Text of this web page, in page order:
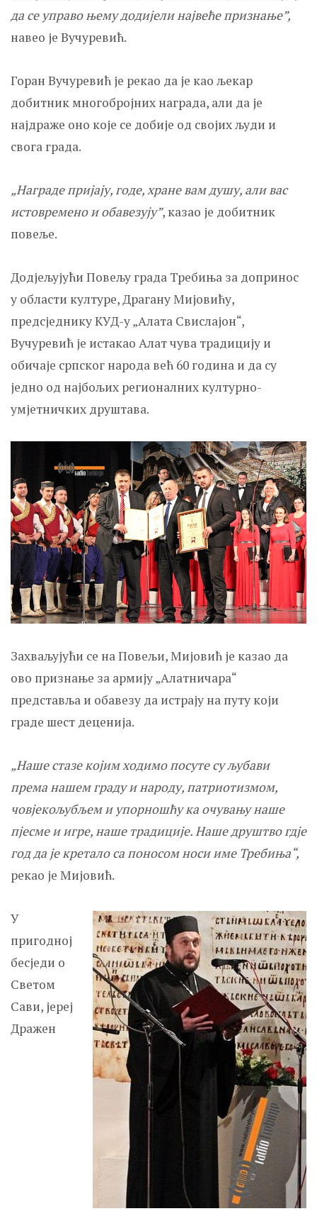
да се управо њему додијели највеће признање”,
навео је Вучуревић.
Горан Вучуревић је рекао да је као љекар
добитник многобројних награда, али да је
најдраже оно које се добије од својих људи и
свога града.
„Награде пријају, годе, хране вам душу, али вас
истовремено и обавезују”, казао је добитник
повеље.
Додјељујући Повељу града Требиња за допринос
у области културе, Драгану Мијовићу,
предсједнику КУД-у „Алата Свислајон“,
Вучуревић је истакао Алат чува традицију и
обичаје српског народа већ 60 година и да су
једно од најбољих регионалних културно-
умјетничких друштава.
Захваљујући се на Повељи, Мијовић је казао да
ово признање за армију „Алатничара“
представља и обавезу да истрају на путу који
граде шест деценија.
„Наше стазе којим ходимо посуте су љубави
према нашем граду и народу, патриотизмом,
човјекољубљем и упорношћу ка очувању наше
пјесме и игре, наше традиције. Наше друштво гдје
год да је кретало са поносом носи име Требиња“,
рекао је Мијовић.
У
пригодној
бесједи о
Светом
Сави, јереј
Дражен